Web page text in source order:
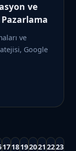
ve
ve
Google
1718192021 2223